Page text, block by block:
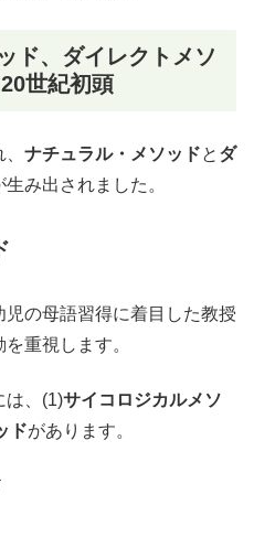
ド、ダイレクトメソ
世紀初頭
ナチュラル・メソッドと ダ
み出されました。
児の母語習得に着目した教授
重視します。
は、(1)サイコロジカルメソ
ドがあります。